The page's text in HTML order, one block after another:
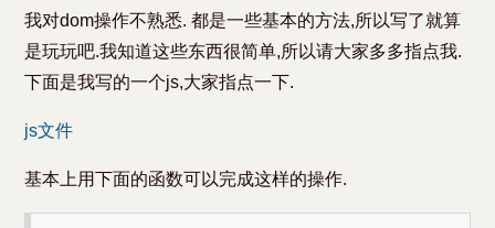
我对dom操作不熟悉. 都是一些基本的方法,所以写了就算
是玩玩吧.我知道这些东西很简单,所以请大家多多指点我.
下面是我写的一个js,大家指点一下.
js文件
基本上用下面的函数可以完成这样的操作.